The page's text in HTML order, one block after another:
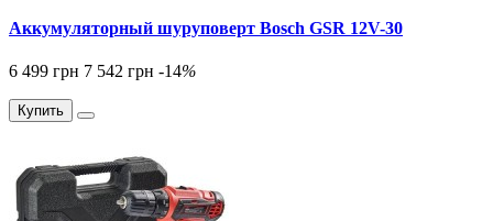
Аккумуляторный шуруповерт Bosch GSR 12V-30
6 499 грн 7 542 грн -14%
Купить